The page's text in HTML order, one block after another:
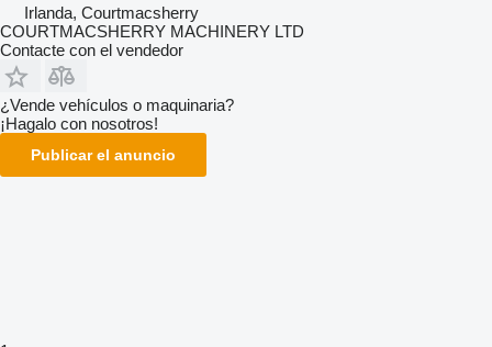
Irlanda, Courtmacsherry
COURTMACSHERRY MACHINERY LTD
Contacte con el vendedor
¿Vende vehículos o maquinaria?
¡Hagalo con nosotros!
Publicar el anuncio